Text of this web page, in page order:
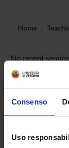
Consenso
Uso
Home
No recent
ethnography.
STUDYING
COURSES